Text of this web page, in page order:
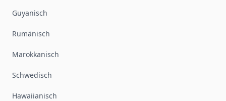
Guyanisch
Rumänisch
Marokkanisch
Schwedisch
Hawaiianisch